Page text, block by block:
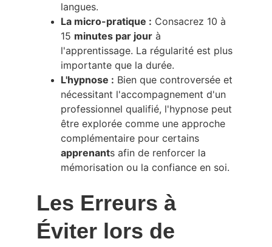
langues.
La micro-pratique : Consacrez 10 à
15 minutes par jour à
l'apprentissage. La régularité est plus
importante que la durée.
L'hypnose : Bien que controversée et
nécessitant l'accompagnement d'un
professionnel qualifié, l'hypnose peut
être explorée comme une approche
complémentaire pour certains
apprenants afin de renforcer la
mémorisation ou la confiance en soi.
Les Erreurs à
Éviter lors de